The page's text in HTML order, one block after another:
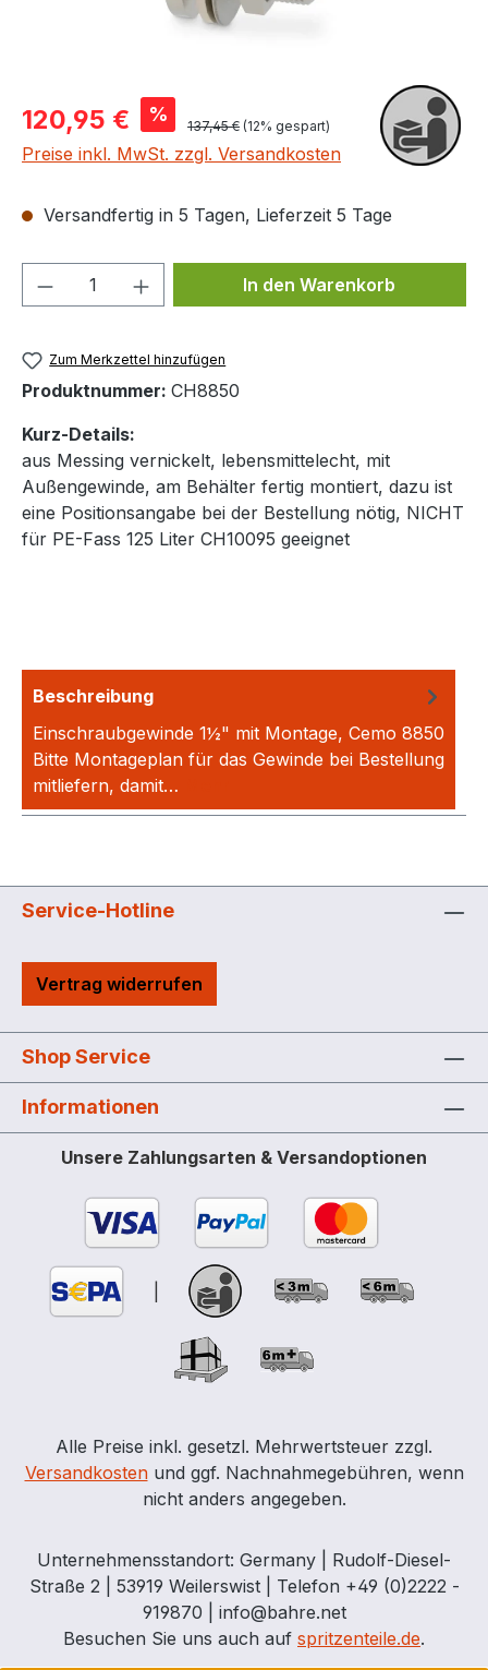
Verkaufspreis:
120,95 € % Regulärer Preis:
137,45 € (12% gespart)
Preise inkl. MwSt. zzgl. Versandkosten
Versandfertig in 5 Tagen, Lieferzeit 5 Tage
Produkt Anzahl: Gib denIn den Warenkorb
Zum Merkzettel hinzufügen
Produktnummer: CH8850
Kurz-Details:
aus Messing vernickelt, lebensmittelecht, mit
Außengewinde, am Behälter fertig montiert, dazu ist
eine Positionsangabe bei der Bestellung nötig, NICHT
für PE-Fass 125 Liter CH10095 geeignet
Beschreibung
Einschraubgewinde 1½" mit Montage, Cemo 8850
Bitte Montageplan für das Gewinde bei Bestellung
mitliefern, damit…
Service-Hotline
Vertrag widerrufen
Shop Service
Informationen
Unsere Zahlungsarten & Versandoptionen
Alle Preise inkl. gesetzl. Mehrwertsteuer zzgl.
Versandkostenund ggf. Nachnahmegebühren, wenn
nicht anders angegeben.
Unternehmensstandort: Germany | Rudolf-Diesel-
Straße 2 | 53919 Weilerswist | Telefon +49 (0)2222 -
919870 | info@bahre.net
Besuchen Sie uns auch auf spritzenteile.de.